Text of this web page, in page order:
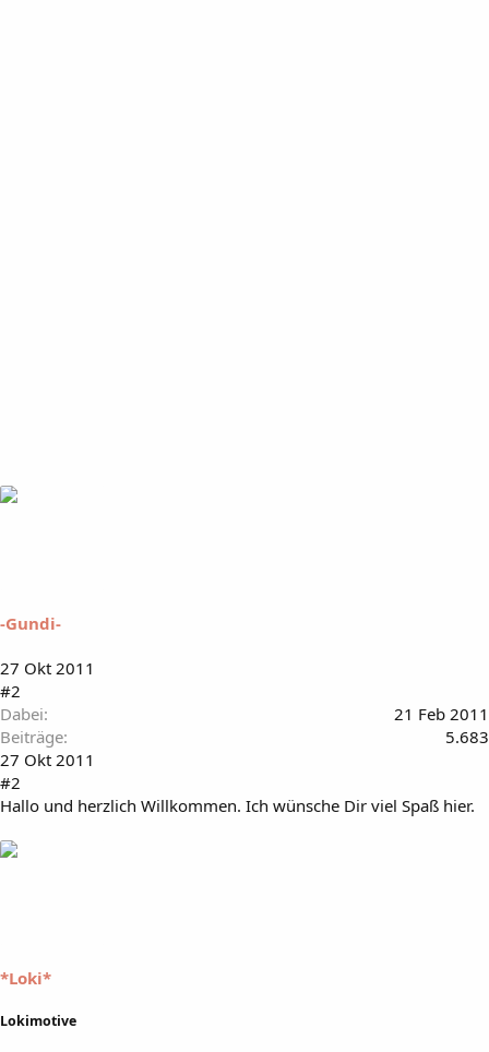
-Gundi-
27 Okt 2011
#2
Dabei
21 Feb 2011
Beiträge
5.683
27 Okt 2011
#2
Hallo und herzlich Willkommen. Ich wünsche Dir viel Spaß hier.
*Loki*
Lokimotive